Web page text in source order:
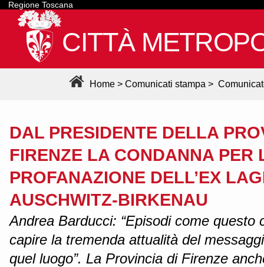
Regione Toscana
CITTÀ
Home > Comunicati stampa >
DAL PRESIDENTE DELLA
FIRENZE LA CONDANNA PER
PROFANAZIONE DELL’EX
AUSCHWITZ-BIRKENAU
Andrea Barducci: “Episodi come questo
capire la tremenda attualità del
quel luogo”. La Provincia di Firenze